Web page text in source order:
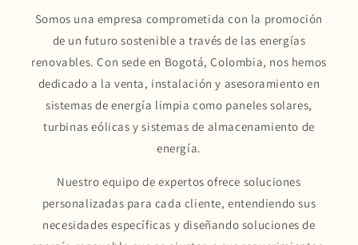
Somos una empresa comprometida con la promoción
de un futuro sostenible a través de las energías
renovables. Con sede en Bogotá, Colombia, nos hemos
dedicado a la venta, instalación y asesoramiento en
sistemas de energía limpia como paneles solares,
turbinas eólicas y sistemas de almacenamiento de
energía.
Nuestro equipo de expertos ofrece soluciones
personalizadas para cada cliente, entendiendo sus
necesidades específicas y diseñando soluciones de